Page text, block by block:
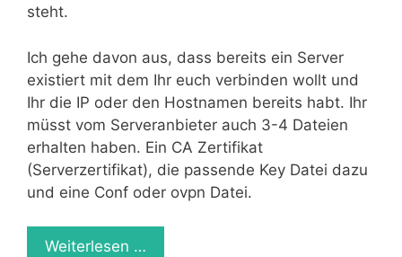
steht.
Ich gehe davon aus, dass bereits ein Server
existiert mit dem Ihr euch verbinden wollt und
Ihr die IP oder den Hostnamen bereits habt. Ihr
müsst vom Serveranbieter auch 3-4 Dateien
erhalten haben. Ein CA Zertifikat
(Serverzertifikat), die passende Key Datei dazu
und eine Conf oder ovpn Datei.
Weiterlesen …